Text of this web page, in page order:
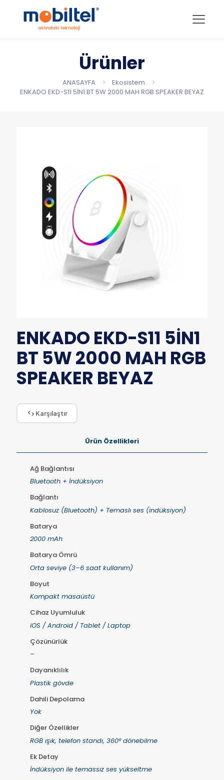
Ürünler
ANASAYFA
Ekosistem
ENKADO EKD-S11 5İN1 BT 5W 2000 MAH RGB SPEAKER BEYAZ
ENKADO EKD-S11 5İN1
BT 5W 2000 MAH RGB
SPEAKER BEYAZ
Karşılaştır
Ürün Özellikleri
Ağ Bağlantısı
Bluetooth + İndüksiyon
Bağlantı
Kablosuz (Bluetooth) + Temaslı ses (indüksiyon)
Batarya
2000 mAh
Batarya Ömrü
Orta seviye (3–6 saat kullanım)
Boyut
Kompakt masaüstü
Cihaz Uyumluluk
iOS / Android / Tablet / Laptop
Çözünürlük
–
Dayanıklılık
Plastik gövde
Dahili Depolama
Yok
Diğer Özellikler
RGB ışık, telefon standı, 360° dönebilme
Ek Detay
İndüksiyon ile temassız ses yükseltme